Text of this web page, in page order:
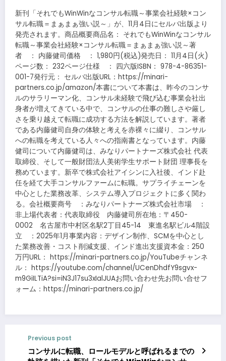
新刊「それでもWinWinなコンサル転職～事業会社経験×コン
サル転職＝まぁまぁ強い説～」が、11月4日にセルバ出版より
発売されます。商品概要商品名： それでもWinWinなコンサル
転職～事業会社経験×コンサル転職＝まぁまぁ強い説～著
者 ： 内藤健司価格 ： 1,980円(税込)発売日： 11月4日(火)
ページ数： 232ページ仕様 ： 四六版ISBN： 978-4-86351-
001-7発行元： セルバ出版URL：https://minari-
partners.co.jp/amazon/本書について本書は、昨今のコンサ
ルのサラリーマン化、コンサル未経験で飛び込む事業会社出
身者が増えてきている中で、コンサルの仕事の難しさや厳し
さを乗り越えて転職に成功する方法を解説しています。著者
である内藤健司自身の体験と考えを赤裸々に綴り、コンサル
への転職を考えている人々への指南書となっています。内藤
健司について内藤健司は、みなりパートナーズ株式会社 代表
取締役、そして一般財団法人美術学生サポート財団 理事長を
務めています。新卒で株式会社アイシンに入社後、インド赴
任を経て大手コンサルファームに転職。サプライチェーンを
中心とした業務改革、システム導入プロジェクトに多く関わ
る。会社概要商号 ：みなりパートナーズ株式会社市場 ：
非上場代表者：代表取締役 内藤健司所在地：〒450-
0002 名古屋市中村区名駅2丁目45-14 東進名駅ビル4階設
立 ：2025年1月事業内容：デザイン制作、SCMを中心とし
た業務改善・コスト削減支援、インド進出支援資本金：250
万円URL： https://minari-partners.co.jp/YouTubeチャンネ
ル： https://youtube.com/channel/UCenDhdfY9sgvx-
m9GiILTiA?si=iN3J17su3xIalJUAお問い合わせ先お問い合せフ
ォーム：https://minari-partners.co.jp/
Previous post
コンサルに転職、ロールモデルと呼ばれるまでの